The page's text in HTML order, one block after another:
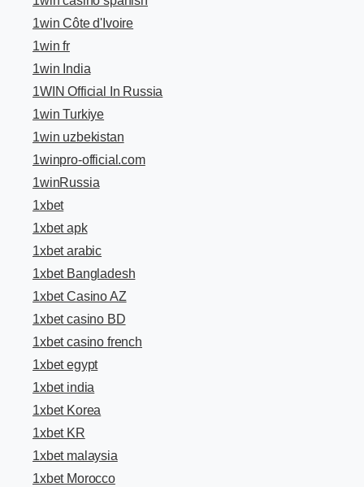
1win Côte d'Ivoire
1win fr
1win India
1WIN Official In Russia
1win Turkiye
1win uzbekistan
1winpro-official.com
1winRussia
1xbet
1xbet apk
1xbet arabic
1xbet Bangladesh
1xbet Casino AZ
1xbet casino BD
1xbet casino french
1xbet egypt
1xbet india
1xbet Korea
1xbet KR
1xbet malaysia
1xbet Morocco